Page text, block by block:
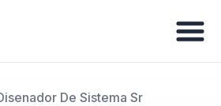
De Sistema Sr